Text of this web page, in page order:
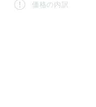
価格の内訳